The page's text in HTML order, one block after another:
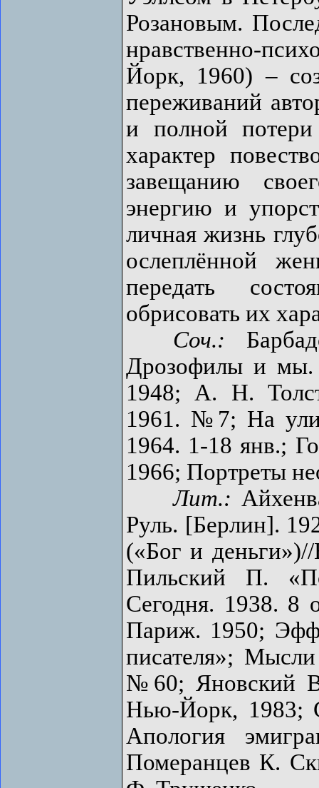
Розановым.
нравственно-
Йорк, 1960) –
переживаний
и полной
характер
завещанию
энергию и
личная жизнь
ослеплённой
передать
обрисовать их
Соч.:
Дрозофилы и
1948; А. Н.
1961. №7; На
1964. 1-18 янв.;
1966; Портреты
Лит.:
Руль. [Берлин].
(«Бог и
Пильский П.
Сегодня. 1938. 8
Париж. 1950;
писателя»;
№60; Яновский
Нью-Йорк, 1983;
Апология
Померанцев К.